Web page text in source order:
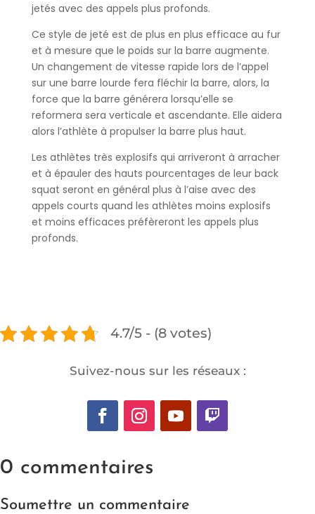
jetés avec des appels plus profonds.
Ce style de jeté est de plus en plus efficace au fur
et à mesure que le poids sur la barre augmente.
Un changement de vitesse rapide lors de l’appel
sur une barre lourde fera fléchir la barre, alors, la
force que la barre générera lorsqu’elle se
reformera sera verticale et ascendante. Elle aidera
alors l’athlète à propulser la barre plus haut.
Les athlètes très explosifs qui arriveront à arracher
et à épauler des hauts pourcentages de leur back
squat seront en général plus à l’aise avec des
appels courts quand les athlètes moins explosifs
et moins efficaces préfèreront les appels plus
profonds.
4.7/5 - (8 votes)
Suivez-nous sur les réseaux :
0 commentaires
Soumettre un commentaire